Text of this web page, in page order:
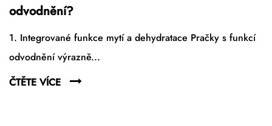
odvodnění?
1. Integrované funkce mytí a dehydratace Pračky s funkcí
odvodnění výrazně...
ČTĚTE VÍCE